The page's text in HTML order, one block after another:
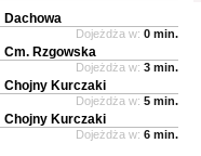
Dachowa
Dojeżdża w: 0 min.
Cm. Rzgowska
Dojeżdża w: 3 min.
Chojny Kurczaki
Dojeżdża w: 5 min.
Chojny Kurczaki
Dojeżdża w: 6 min.